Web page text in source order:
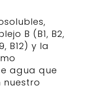
B (B1, B2,
B12) y la
agua que
nuestro